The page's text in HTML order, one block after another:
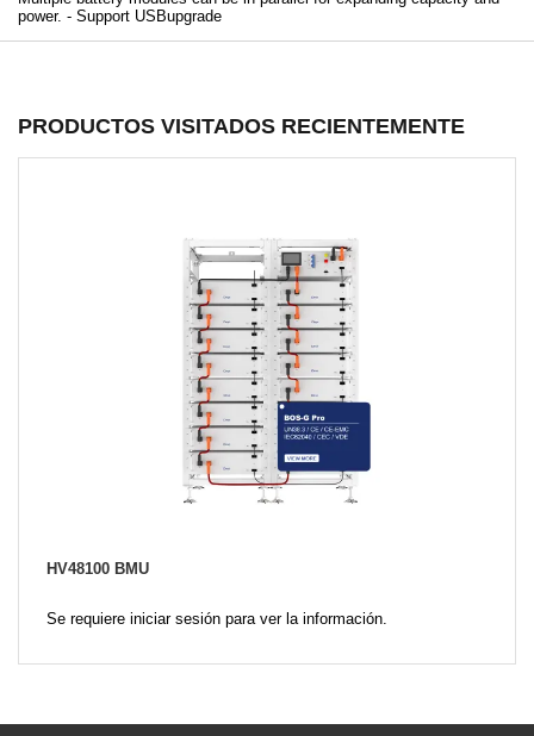
power. - Support USBupgrade
PRODUCTOS VISITADOS RECIENTEMENTE
HV48100 BMU
Se requiere iniciar sesión para ver la información.